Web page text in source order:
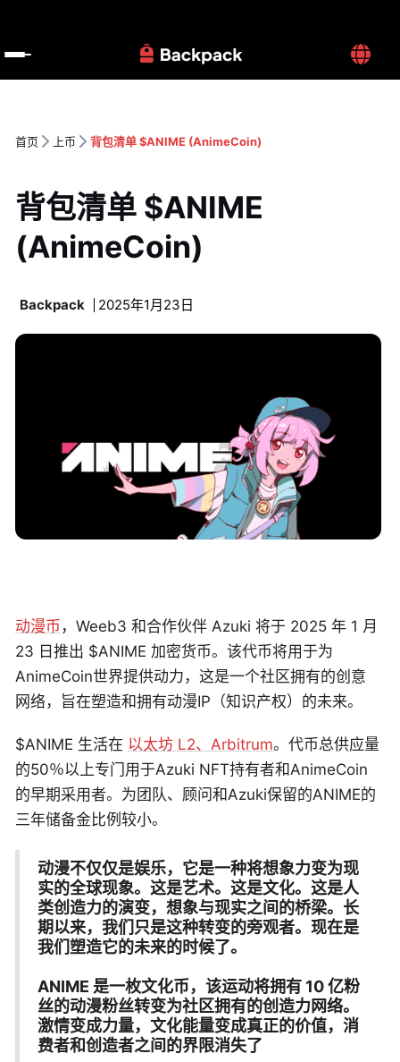
首页 上币 背包清单 $ANIME (AnimeCoin)
背包清单 $ANIME
(AnimeCoin)
Backpack 2025年1月23日
动漫币 ，Weeb3 和合作伙伴 Azuki 将于 2025 年 1 月
23 日推出 $ANIME 加密货币。该代币将用于为
AnimeCoin世界提供动力，这是一个社区拥有的创意
网络，旨在塑造和拥有动漫IP（知识产权）的未来。
$ANIME 生活在 以太坊 L2、Arbitrum。代币总供应量
的50％以上专门用于Azuki NFT持有者和AnimeCoin
的早期采用者。为团队、顾问和Azuki保留的ANIME的
三年储备金比例较小。
动漫不仅仅是娱乐，它是一种将想象力变为现
实的全球现象。这是艺术。这是文化。这是人
类创造力的演变，想象与现实之间的桥梁。长
期以来，我们只是这种转变的旁观者。现在是
我们塑造它的未来的时候了。
ANIME 是一枚文化币，该运动将拥有 10 亿粉
丝的动漫粉丝转变为社区拥有的创造力网络。
激情变成力量，文化能量变成真正的价值，消
费者和创造者之间的界限消失了